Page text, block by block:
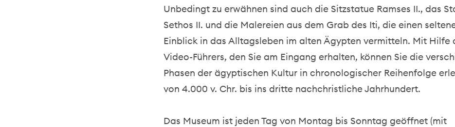
Unbedingt zu erwähnen sind auch die Sitzstatue Ramses II., das
Sethos II. und die Malereien aus dem Grab des Iti, die einen
Einblick in das Alltagsleben im alten Ägypten vermitteln. Mit Hilfe
Video-Führers, den Sie am Eingang erhalten, können Sie die
Phasen der ägyptischen Kultur in chronologischer Reihenfolge
von 4.000 v. Chr. bis ins dritte nachchristliche Jahrhundert.
Das Museum ist jeden Tag von Montag bis Sonntag geöffnet (mit